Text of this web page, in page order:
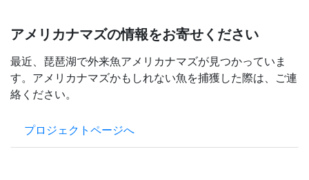
アメリカナマズの情報をお寄せください
最近、琵琶湖で外来魚アメリカナマズが見つかっていま
す。アメリカナマズかもしれない魚を捕獲した際は、ご連
絡ください。
プロジェクトページへ